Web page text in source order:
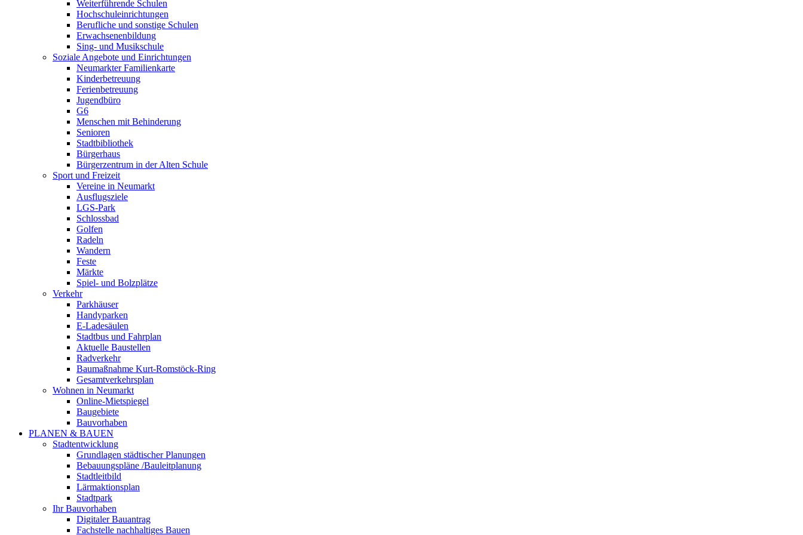
Weiterführende Schulen
Hochschuleinrichtungen
Berufliche und sonstige Schulen
Erwachsenenbildung
Sing- und Musikschule
Soziale Angebote und Einrichtungen
Neumarkter Familienkarte
Kinderbetreuung
Ferienbetreuung
Jugendbüro
G6
Menschen mit Behinderung
Senioren
Stadtbibliothek
Bürgerhaus
Bürgerzentrum in der Alten Schule
Sport und Freizeit
Vereine in Neumarkt
Ausflugsziele
LGS-Park
Schlossbad
Golfen
Radeln
Wandern
Feste
Märkte
Spiel- und Bolzplätze
Verkehr
Parkhäuser
Handyparken
E-Ladesäulen
Stadtbus und Fahrplan
Aktuelle Baustellen
Radverkehr
Baumaßnahme Kurt-Romstöck-Ring
Gesamtverkehrsplan
Wohnen in Neumarkt
Online-Mietspiegel
Baugebiete
Bauvorhaben
PLANEN & BAUEN
Stadtentwicklung
Grundlagen städtischer Planungen
Bebauungspläne /Bauleitplanung
Stadtleitbild
Lärmaktionsplan
Stadtpark
Ihr Bauvorhaben
Digitaler Bauantrag
Fachstelle nachhaltiges Bauen